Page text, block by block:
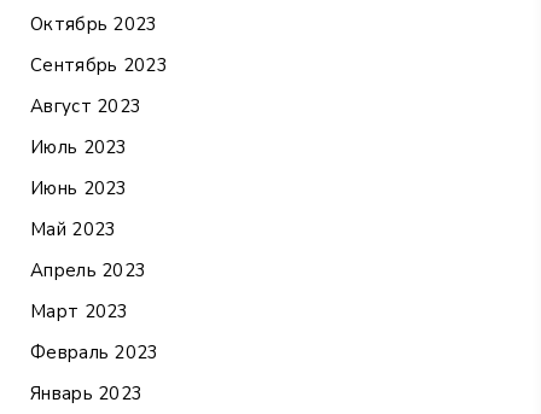
Октябрь 2023
Сентябрь 2023
Август 2023
Июль 2023
Июнь 2023
Май 2023
Апрель 2023
Март 2023
Февраль 2023
Январь 2023